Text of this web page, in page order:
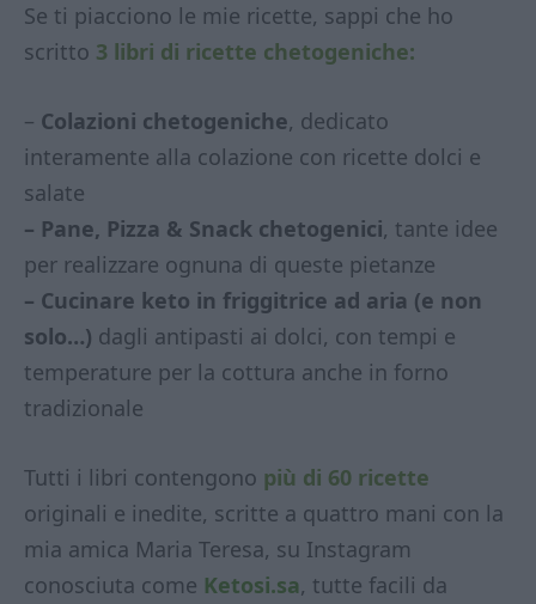
Se ti piacciono le mie ricette, sappi che ho
scritto 3 libri di ricette chetogeniche:
– Colazioni chetogeniche, dedicato
interamente alla colazione con ricette dolci e
salate
– Pane, Pizza & Snack chetogenici, tante idee
per realizzare ognuna di queste pietanze
– Cucinare keto in friggitrice ad aria (e non
solo…) dagli antipasti ai dolci, con tempi e
temperature per la cottura anche in forno
tradizionale
Tutti i libri contengono più di 60 ricette
originali e inedite, scritte a quattro mani con la
mia amica Maria Teresa, su Instagram
conosciuta come Ketosi.sa, tutte facili da